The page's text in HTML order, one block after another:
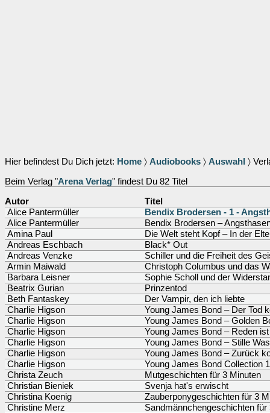
Hier befindest Du Dich jetzt: Home 〉 Audiobooks 〉 Auswahl 〉
Beim Verlag "Arena Verlag" findest Du 82 Titel
Autor
Titel
Alice Pantermüller
Bendix Brodersen - 1 -
Alice Pantermüller
Bendix Brodersen –
Amina Paul
Die Welt steht Kopf – In der
Andreas Eschbach
Black* Out
Andreas Venzke
Schiller und die Freiheit des
Armin Maiwald
Christoph Columbus und das
Barbara Leisner
Sophie Scholl und der
Beatrix Gurian
Prinzentod
Beth Fantaskey
Der Vampir, den ich liebte
Charlie Higson
Young James Bond – Der Tod
Charlie Higson
Young James Bond – Golden
Charlie Higson
Young James Bond – Reden
Charlie Higson
Young James Bond – Stille
Charlie Higson
Young James Bond – Zurück
Charlie Higson
Young James Bond Collection 1
Christa Zeuch
Mutgeschichten für 3 Minuten
Christian Bieniek
Svenja hat's erwischt
Christina Koenig
Zauberponygeschichten für 3
Christine Merz
Sandmännchengeschichten für